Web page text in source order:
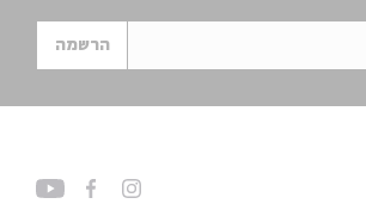
הרשמה